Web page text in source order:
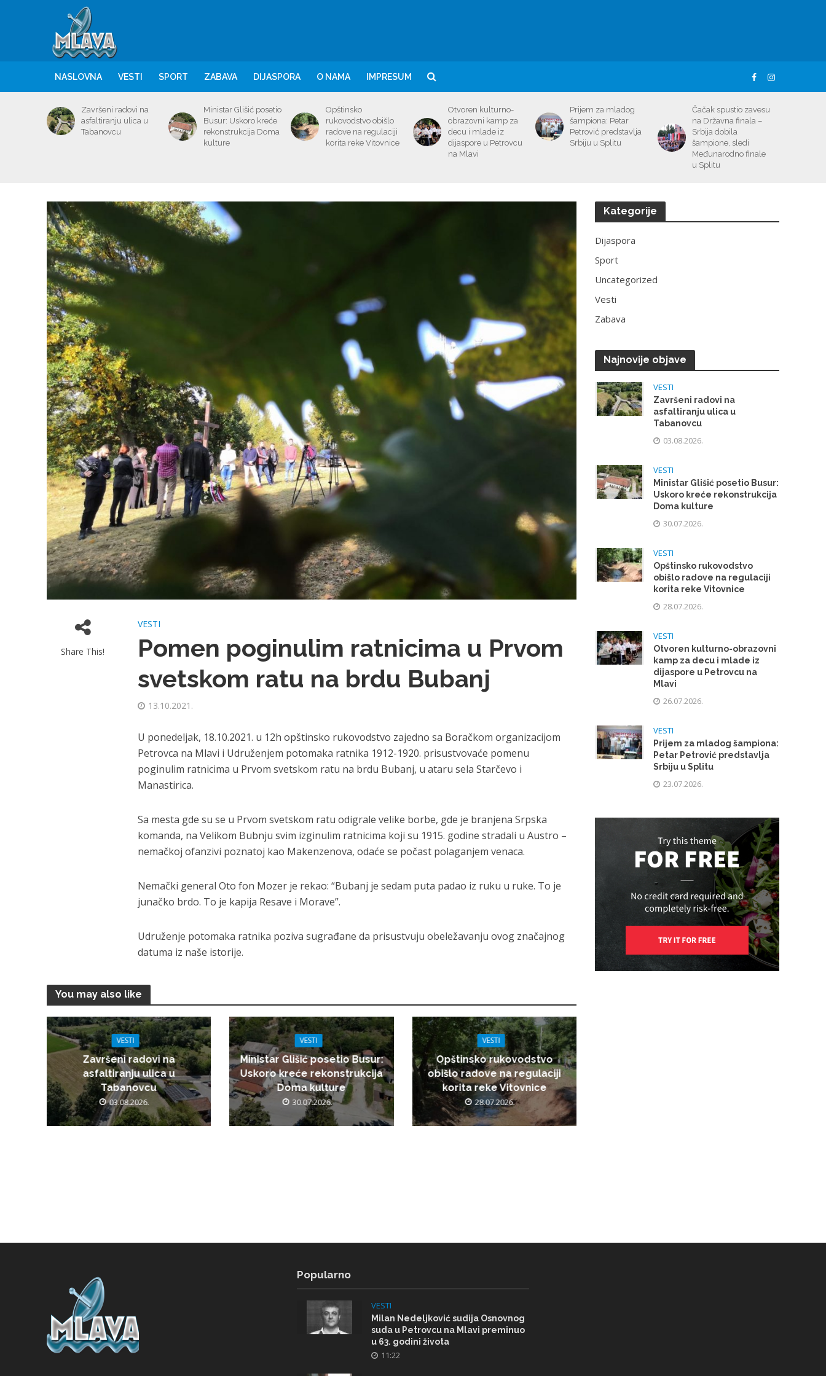
NASLOVNA VESTI SPORT ZABAVA DIJASPORA O NAMA IMPRESUM
Završeni radovi na
asfaltiranju ulica u
Tabanovcu
Ministar Glišić posetio
Busur: Uskoro kreće
rekonstrukcija Doma
kulture
Opštinsko
rukovodstvo obišlo
radove na regulaciji
korita reke Vitovnice
Otvoren kulturno-
obrazovni kamp za
decu i mlade iz
dijaspore u Petrovcu
na Mlavi
Prijem za mladog
šampiona: Petar
Petrović predstavlja
Srbiju u Splitu
Čačak spustio zavesu
na Državna finala –
Srbija dobila
šampione, sledi
Međunarodno finale
u Splitu
Share This!
VESTI
Pomen poginulim ratnicima u Prvom
svetskom ratu na brdu Bubanj
13.10.2021.
U ponedeljak, 18.10.2021. u 12h opštinsko rukovodstvo zajedno sa Boračkom organizacijom
Petrovca na Mlavi i Udruženjem potomaka ratnika 1912-1920. prisustvovaće pomenu
poginulim ratnicima u Prvom svetskom ratu na brdu Bubanj, u ataru sela Starčevo i
Manastirica.
Sa mesta gde su se u Prvom svetskom ratu odigrale velike borbe, gde je branjena Srpska
komanda, na Velikom Bubnju svim izginulim ratnicima koji su 1915. godine stradali u Austro –
nemačkoj ofanzivi poznatoj kao Makenzenova, odaće se počast polaganjem venaca.
Nemački general Oto fon Mozer je rekao: “Bubanj je sedam puta padao iz ruku u ruke. To je
junačko brdo. To je kapija Resave i Morave”.
Udruženje potomaka ratnika poziva sugrađane da prisustvuju obeležavanju ovog značajnog
datuma iz naše istorije.
You may also like
VESTI
Završeni radovi na
asfaltiranju ulica u
Tabanovcu
03.08.2026.
VESTI
Ministar Glišić posetio Busur:
Uskoro kreće rekonstrukcija
Doma kulture
30.07.2026.
VESTI
Opštinsko rukovodstvo
obišlo radove na regulaciji
korita reke Vitovnice
28.07.2026.
Kategorije
Dijaspora
Sport
Uncategorized
Vesti
Zabava
Najnovije objave
VESTI
Završeni radovi na
asfaltiranju ulica u
Tabanovcu
03.08.2026.
VESTI
Ministar Glišić posetio Busur:
Uskoro kreće rekonstrukcija
Doma kulture
30.07.2026.
VESTI
Opštinsko rukovodstvo
obišlo radove na regulaciji
korita reke Vitovnice
28.07.2026.
VESTI
Otvoren kulturno-obrazovni
kamp za decu i mlade iz
dijaspore u Petrovcu na
Mlavi
26.07.2026.
VESTI
Prijem za mladog šampiona:
Petar Petrović predstavlja
Srbiju u Splitu
23.07.2026.
Popularno
VESTI
Milan Nedeljković sudija Osnovnog
suda u Petrovcu na Mlavi preminuo
u 63. godini života
11:22